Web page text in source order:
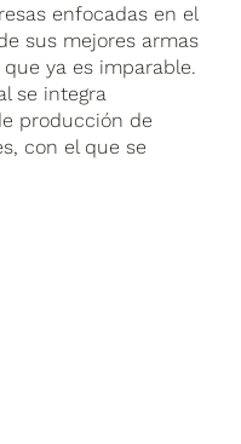
enfocadas en el
sus mejores armas
ya es imparable.
se integra
producción de
con el que se